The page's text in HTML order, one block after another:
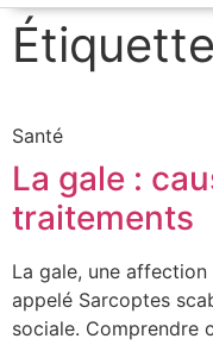
Santé
La gale :
traitements
La gale, une
appelé Sarcoptes
sociale. Comprendre